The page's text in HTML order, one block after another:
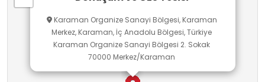
sonunda öğrenciler, toplumsal sorumlulukların
insan hayatına etkilerini kendi cümleleriyle
yorumlayacak, şefkatli, duyarlı ve sevgi dolu
bireyler olma bilinci kazanacaklardır. Ayrıca geri
Karaman Organize Sanayi Bölgesi, Karaman
Merkez, Karaman, İç Anadolu Bölgesi, Türkiye
Karaman Organize Sanayi Bölgesi 2. Sokak
70000 Merkez/Karaman